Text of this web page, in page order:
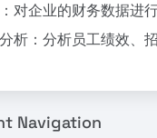
对企业的财务数据进
析：分析员工绩效、
Navigation